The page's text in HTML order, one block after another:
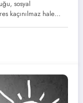
sosyal
kaçınılmaz hale…